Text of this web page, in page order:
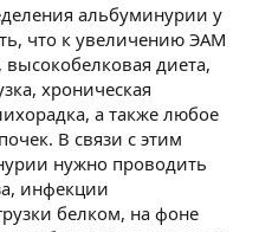
альбуминурии у
что к увеличению ЭАМ
диета,
хроническая
а также любое
В связи с этим
нужно проводить
инфекции
белком, на фоне